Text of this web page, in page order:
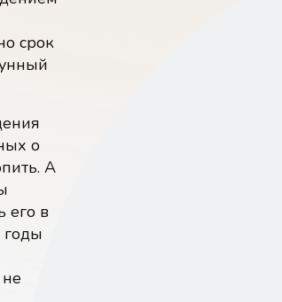
срок
о
А
его в
годы